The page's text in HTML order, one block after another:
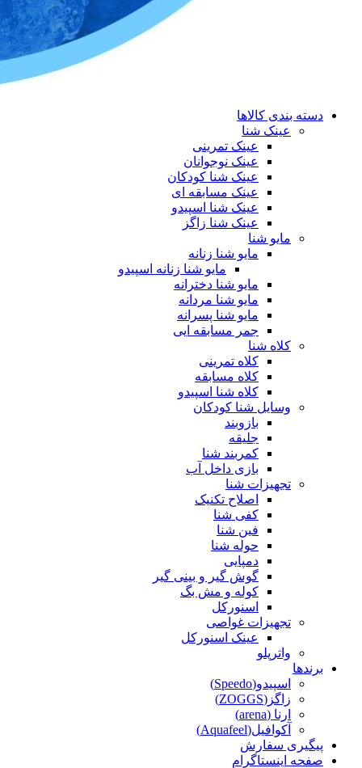
دسته بندی کالاها
عینک شنا
عینک تمرینی
عینک نوجوانان
عینک شنا کودکان
عینک مسابقه ای
عینک شنا اسپیدو
عینک شنا زاگز
مایو شنا
مایو شنا زنانه
مایو شنا زنانه اسپیدو
مایو شنا دخترانه
مایو شنا مردانه
مایو شنا پسرانه
جمر مسابقه ایی
کلاه شنا
کلاه تمرینی
کلاه مسابقه
کلاه شنا اسپیدو
وسایل شنا کودکان
بازوبند
جلیقه
کمربند شنا
بازی داخل آب
تجهیزات شنا
اصلاح تکنیک
کفی شنا
فین شنا
حوله شنا
دمپایی
گوش گیر و بینی گیر
کوله و مش بگ
اسنورکل
تجهیزات غواصی
عینک اسنورکل
واترپلو
برندها
اسپیدو(Speedo)
زاگز(ZOGGS)
ارنا (arena)
آکوافیل(Aquafeel)
پیگیری سفارش
صفحه اینستاگرام